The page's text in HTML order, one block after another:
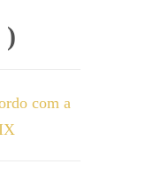
)
com a